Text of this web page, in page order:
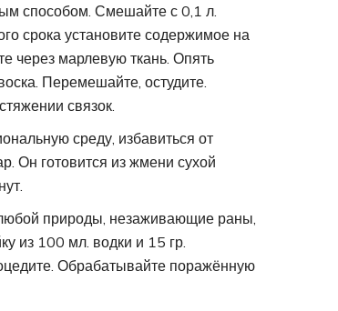
способом. Смешайте с 0,1 л.
срока установите содержимое на
через марлевую ткань. Опять
Перемешайте, остудите.
связок.
среду, избавиться от
Он готовится из жмени сухой
природы, незаживающие раны,
из 100 мл. водки и 15 гр.
Обрабатывайте поражённую